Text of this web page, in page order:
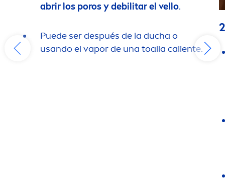
abrir los poros y debilitar el vello.
Puede ser después de la ducha o
usando el vapor de una toalla caliente.